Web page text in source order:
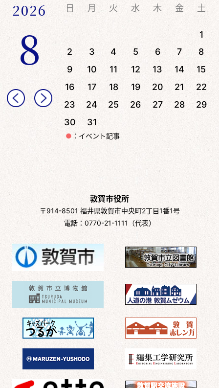
2026
8
日 月 火 水 木 金 土
1
2
3 4 5 6 7
8
9
10 11 12 13 14
15
16
17 18 19 20 21
22
23
24 25 26 27 28
29
30
31
● ：イベント記事
敦賀市役所
〒914-8501 福井県敦賀市中央町2丁目1番1号
電話：0770-21-1111（代表）